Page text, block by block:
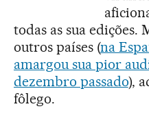
todas as sua edições.
outros países (na
amargou sua pior
dezembro passado),
fôlego.